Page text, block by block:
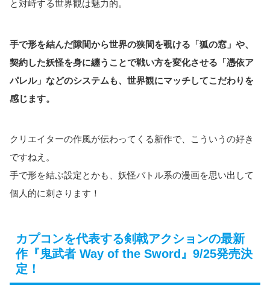
と対峙する世界観は魅力的。
手で形を結んだ隙間から世界の狭間を覗ける「狐の窓」や、
契約した妖怪を身に纏うことで戦い方を変化させる「憑依ア
パレル」などのシステムも、世界観にマッチしてこだわりを
感じます。
クリエイターの作風が伝わってくる新作で、こういうの好き
ですねえ。
手で形を結ぶ設定とかも、妖怪バトル系の漫画を思い出して
個人的に刺さります！
カプコンを代表する剣戟アクションの最新
作『鬼武者 Way of the Sword』9/25発売決
定！